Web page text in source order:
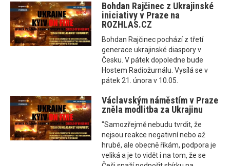
Bohdan Rajčinec z Ukrajinské
iniciativy v Praze na
ROZHLAS.CZ
Bohdan Rajčinec pochází z třetí
generace ukrajinské diaspory v
Česku. V pátek dopoledne bude
Hostem Radiožurnálu. Vysílá se v
pátek 21. února v 10.05.
Václavským náměstím v Praze
zněla modlitba za Ukrajinu
"Samozřejmě nebudu tvrdit, že
nejsou reakce negativní nebo až
hrubé, ale obecně říkám, podpora je
veliká a je to vidět i na tom, že se